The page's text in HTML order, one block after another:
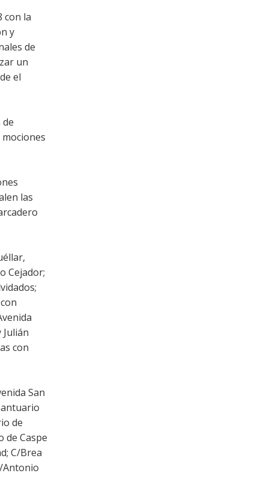
con la
y
de
un
el
las
Cejador;
Julián
con
San
de
de Caspe
C/Brea
Antonio